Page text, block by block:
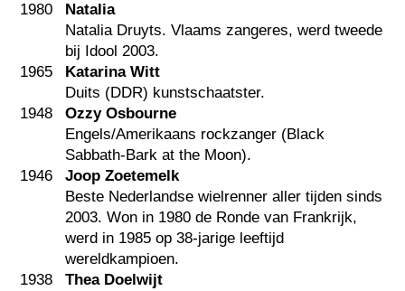
1980
Natalia
Natalia Druyts. Vlaams zangeres, werd tweede
bij Idool 2003.
1965
Katarina Witt
Duits (DDR) kunstschaatster.
1948
Ozzy Osbourne
Engels/Amerikaans rockzanger (Black
Sabbath-Bark at the Moon).
1946
Joop Zoetemelk
Beste Nederlandse wielrenner aller tijden sinds
2003. Won in 1980 de Ronde van Frankrijk,
werd in 1985 op 38-jarige leeftijd
wereldkampioen.
1938
Thea Doelwijt